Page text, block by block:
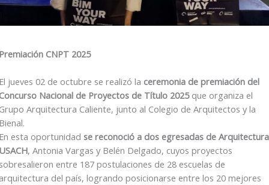
CNPT 2025
jueves 02 de octubre se realizó la ceremonia de premiación del
Nacional de Proyectos de Título 2025que organiza el
Arquitectura Caliente, junto al Colegio de Arquitectos y la
esta oportunidad se reconoció a dos egresadas de Arquitectura
, Antonia Vargas y Belén Delgado, cuyos proyectos
entre 187 postulaciones de 28 escuelas de
del país, logrando posicionarse entre los 20 mejores